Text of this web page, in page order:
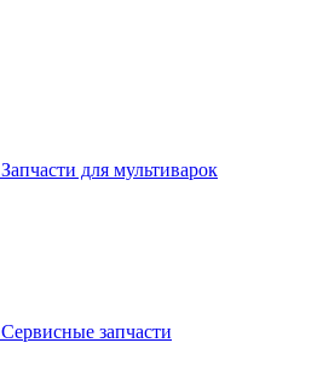
Запчасти для мультиварок
Сервисные запчасти